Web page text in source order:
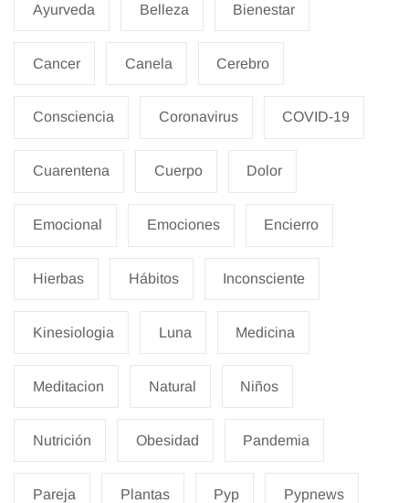
Ayurveda Belleza Bienestar
Cancer Canela Cerebro
Consciencia Coronavirus COVID-19
Cuarentena Cuerpo Dolor
Emocional Emociones Encierro
Hierbas Hábitos Inconsciente
Kinesiologia Luna Medicina
Meditacion Natural Niños
Nutrición Obesidad Pandemia
Pareja Plantas Pyp Pypnews